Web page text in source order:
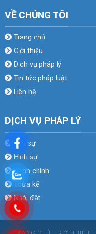
VỀ CHÚNG TÔI
Trang chủ
Giới thiệu
Dịch vụ pháp lý
Tin tức pháp luật
Liên hệ
DỊCH VỤ PHÁP LÝ
Dân sự
Hình sự
Hành chính
Thừa kế
Nhà, đất